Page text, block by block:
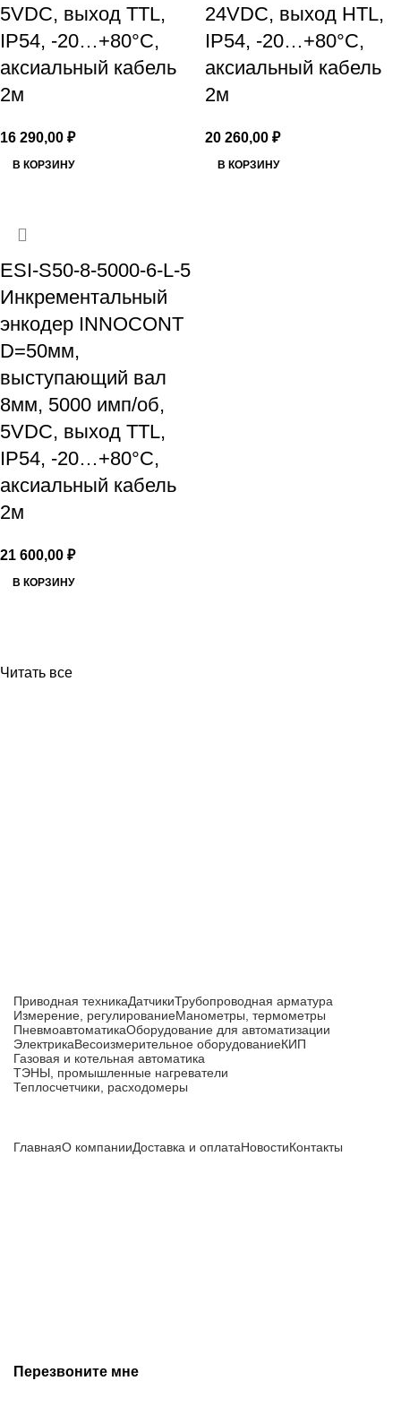
5VDC, выход TTL,
IP54, -20…+80°C,
аксиальный кабель
2м
16 290,00 ₽
В КОРЗИНУ
24VDC, выход HTL,
IP54, -20…+80°C,
аксиальный кабель
2м
20 260,00 ₽
В КОРЗИНУ
ESI-S50-8-5000-6-L-5
Инкрементальный
энкодер INNOCONT
D=50мм,
выступающий вал
8мм, 5000 имп/об,
5VDC, выход TTL,
IP54, -20…+80°C,
аксиальный кабель
2м
21 600,00 ₽
В КОРЗИНУ
Читать все
Приводная техникаДатчикиТрубопроводная арматура
Измерение, регулированиеМанометры, термометры
ПневмоавтоматикаОборудование для автоматизации
ЭлектрикаВесоизмерительное оборудованиеКИП
Газовая и котельная автоматика
ТЭНЫ, промышленные нагреватели
Теплосчетчики, расходомеры
ГлавнаяО компанииДоставка и оплатаНовостиКонтакты
Перезвоните мне